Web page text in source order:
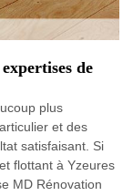
de
plus
et des
satisfaisant. Si
flottant à Yzeures
MD Rénovation